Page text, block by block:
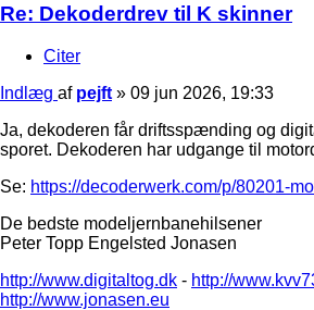
Re: Dekoderdrev til K skinner
Citer
Indlæg af pejft » 09 jun 2026, 19:33
Ja, dekoderen får driftsspænding og
sporet. Dekoderen har udgange til
Se: https://decoderwerk.com/p/80201-
De bedste modeljernbanehilsener
Peter Topp Engelsted Jonasen
http://www.digitaltog.dk - http://
http://www.jonasen.eu